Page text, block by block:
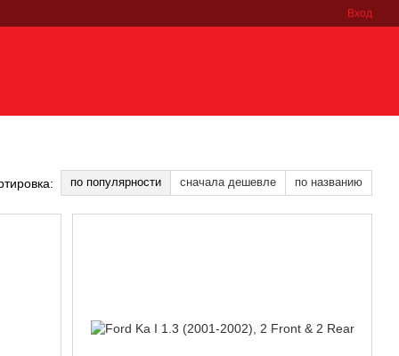
Вход
по популярности сначала дешевле по названию